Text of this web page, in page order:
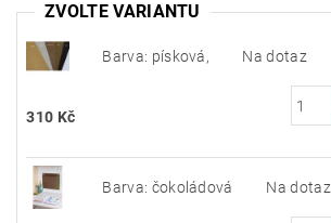
ZVOLTE VARIANTU
Barva: písková, Na dotaz
310 Kč
Barva: čokoládová Na dotaz